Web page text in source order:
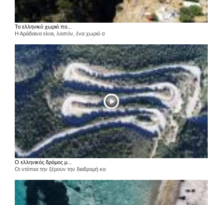
Το ελληνικό χωριό πο...
Η Αράδαινα είναι, λοιπόν, ένα χωριό σ
Ο ελληνικός δρόμος μ...
Οι ντόπιοι την ξέρουν την διαδρομή κα